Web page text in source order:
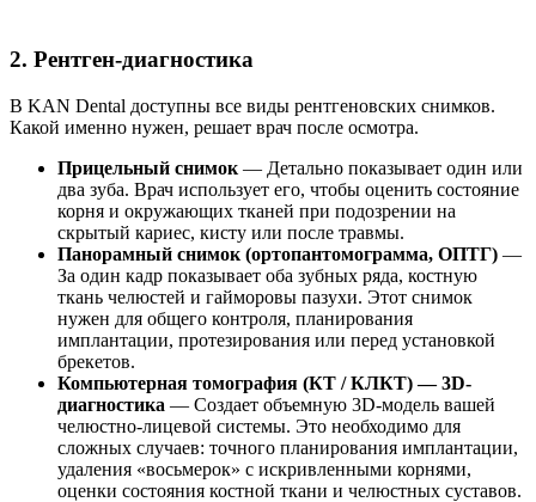
2. Рентген-диагностика
В KAN Dental доступны все виды рентгеновских снимков.
Какой именно нужен, решает врач после осмотра.
Прицельный снимок — Детально показывает один или
два зуба. Врач использует его, чтобы оценить состояние
корня и окружающих тканей при подозрении на
скрытый кариес, кисту или после травмы.
Панорамный снимок (ортопантомограмма, ОПТГ) —
За один кадр показывает оба зубных ряда, костную
ткань челюстей и гайморовы пазухи. Этот снимок
нужен для общего контроля, планирования
имплантации, протезирования или перед установкой
брекетов.
Компьютерная томография (КТ / КЛКТ) — 3D-
диагностика — Создает объемную 3D-модель вашей
челюстно-лицевой системы. Это необходимо для
сложных случаев: точного планирования имплантации,
удаления «восьмерок» с искривленными корнями,
оценки состояния костной ткани и челюстных суставов.